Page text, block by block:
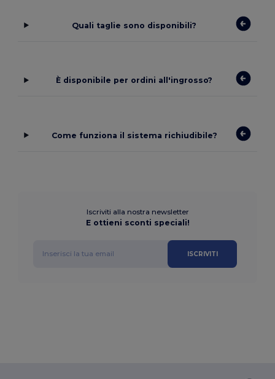
Quali taglie sono disponibili?
È disponibile per ordini all'ingrosso?
Come funziona il sistema richiudibile?
Iscriviti alla nostra newsletter
E ottieni sconti speciali!
ISCRIVITI